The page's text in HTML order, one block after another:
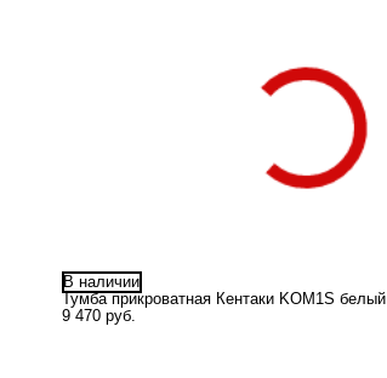
В наличии
Тумба прикроватная Кентаки KOM1S белый
9 470 руб.